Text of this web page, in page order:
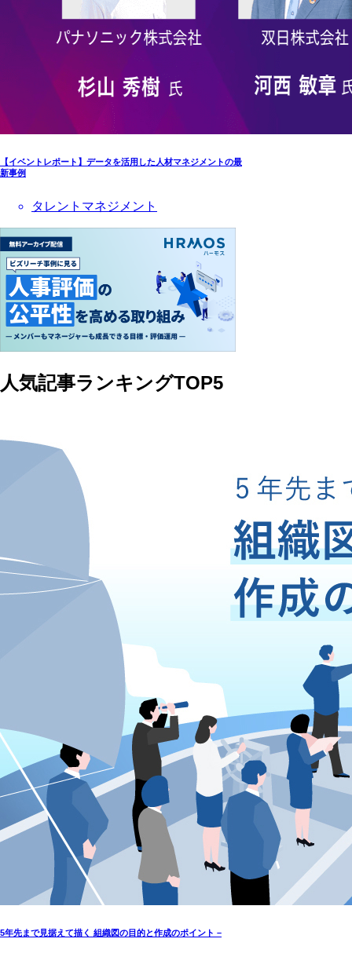
【イベントレポート】データを活用した人材マネジメントの最
新事例
タレントマネジメント
人気記事ランキングTOP5
5年先まで見据えて描く 組織図の目的と作成のポイント –